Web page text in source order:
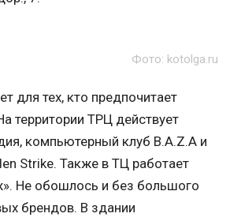
Фото: kotolga.ru
для тех, кто предпочитает
территории ТРЦ действует
компьютерный клуб B.A.Z.A и
Strike. Также в ТЦ работает
Не обошлось и без большого
брендов. В здании